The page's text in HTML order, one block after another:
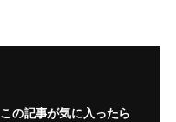
この記事が気に入ったら